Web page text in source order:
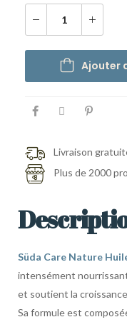
Ajouter
Livraison
Plus de 2000
Süda Care Nature
intensément
et soutient la
Sa formule est